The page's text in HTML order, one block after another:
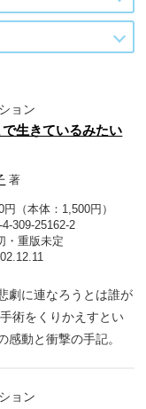
ョン
生きているみたい
著
円（本体：1,500円）
4-309-25162-2
・重版未定
劇に連なろうとは誰が
術をくりかえすとい
感動と衝撃の手記。
ョン